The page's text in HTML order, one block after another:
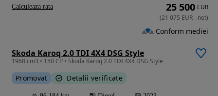
Skoda Karoq 2.0 TDI 4X4 DSG Style
1968 cm3 • 150 CP • Skoda Karoq 2.0 TDI 4X4 DSG Style
Promovat Detalii verificate
25 500 EUR
(21 075 EUR- net)
Conform mediei
Calculeaza rata